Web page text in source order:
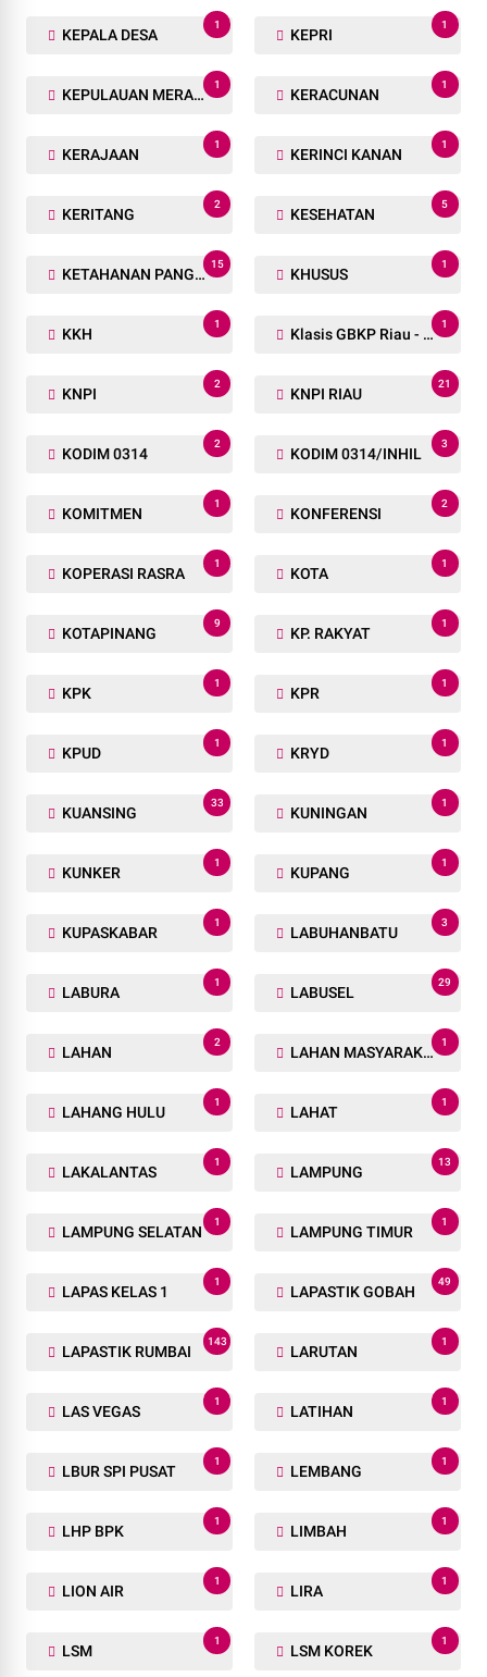
KEPALA DESA
1
KEPRI
1
KEPULAUAN MERANTI
1
KERACUNAN
1
KERAJAAN
1
KERINCI KANAN
1
KERITANG
2
KESEHATAN
5
KETAHANAN PANGAN
15
KHUSUS
1
KKH
1
Klasis GBKP Riau - Sumbar.
1
KNPI
2
KNPI RIAU
21
KODIM 0314
2
KODIM 0314/INHIL
3
KOMITMEN
1
KONFERENSI
2
KOPERASI RASRA
1
KOTA
1
KOTAPINANG
9
KP. RAKYAT
1
KPK
1
KPR
1
KPUD
1
KRYD
1
KUANSING
33
KUNINGAN
1
KUNKER
1
KUPANG
1
KUPASKABAR
1
LABUHANBATU
3
LABURA
1
LABUSEL
29
LAHAN
2
LAHAN MASYARAKAT
1
LAHANG HULU
1
LAHAT
1
LAKALANTAS
1
LAMPUNG
13
LAMPUNG SELATAN
1
LAMPUNG TIMUR
1
LAPAS KELAS 1
1
LAPASTIK GOBAH
49
LAPASTIK RUMBAI
143
LARUTAN
1
LAS VEGAS
1
LATIHAN
1
LBUR SPI PUSAT
1
LEMBANG
1
LHP BPK
1
LIMBAH
1
LION AIR
1
LIRA
1
LSM
1
LSM KOREK
1